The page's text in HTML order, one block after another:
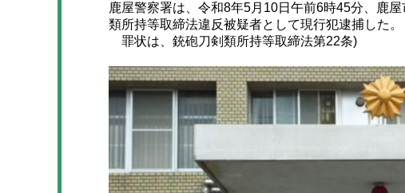
鹿屋警察署は、令和8年5月10日午前6時45分、鹿
類所持等取締法違反被疑者として現行犯逮捕した。
罪状は、銃砲刀剣類所持等取締法第22条)